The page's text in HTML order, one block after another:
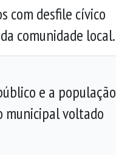
com desfile cívico
comunidade local.
e a população
municipal voltado